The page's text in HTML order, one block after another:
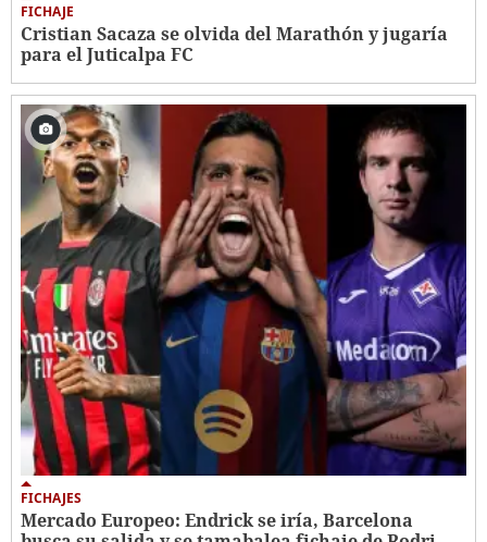
FICHAJE
Cristian Sacaza se olvida del Marathón y jugaría
para el Juticalpa FC
FICHAJES
Mercado Europeo: Endrick se iría, Barcelona